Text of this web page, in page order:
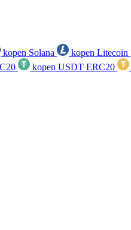
kopen Solana kopen Litecoin
kopen USDT ERC20